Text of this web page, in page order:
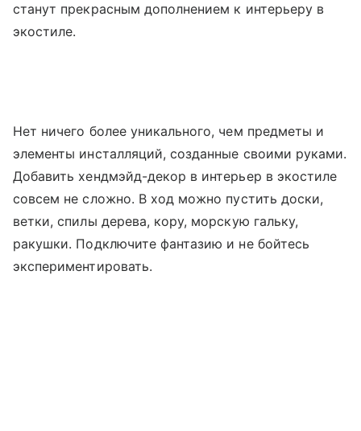
станут прекрасным дополнением к интерьеру в
экостиле.
Нет ничего более уникального, чем предметы и
элементы инсталляций, созданные своими руками.
Добавить хендмэйд-декор в интерьер в экостиле
совсем не сложно. В ход можно пустить доски,
ветки, спилы дерева, кору, морскую гальку,
ракушки. Подключите фантазию и не бойтесь
экспериментировать.